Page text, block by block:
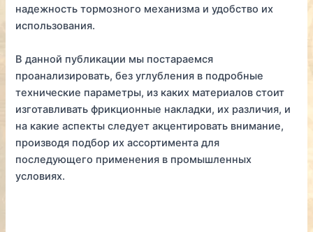
надежность тормозного механизма и удобство их
использования.
В данной публикации мы постараемся
проанализировать, без углубления в подробные
технические параметры, из каких материалов стоит
изготавливать фрикционные накладки, их различия, и
на какие аспекты следует акцентировать внимание,
производя подбор их ассортимента для
последующего применения в промышленных
условиях.